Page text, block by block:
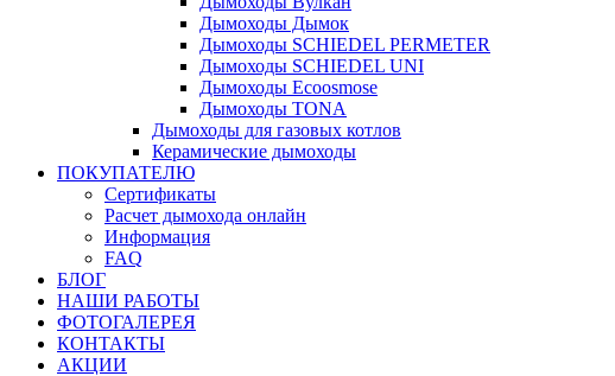
Дымоходы Дымок
Дымоходы SCHIEDEL PERMETER
Дымоходы SCHIEDEL UNI
Дымоходы Ecoosmose
Дымоходы TONA
Дымоходы для газовых котлов
Керамические дымоходы
ПОКУПАТЕЛЮ
Сертификаты
Расчет дымохода онлайн
Информация
FAQ
БЛОГ
НАШИ РАБОТЫ
ФОТОГАЛЕРЕЯ
КОНТАКТЫ
АКЦИИ